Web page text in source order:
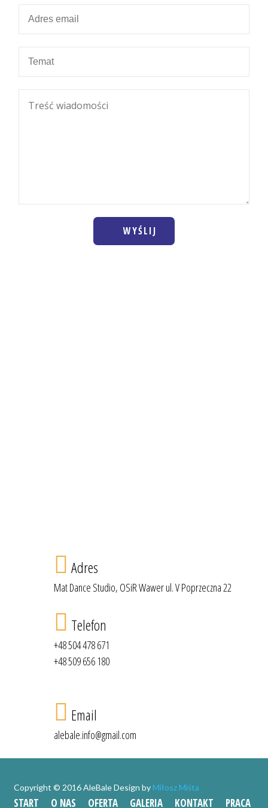
Adres
Mat Dance Studio, OSiR Wawer ul. V Poprzeczna 22
Telefon
+48 504 478 671
+48 509 656 180
Email
alebale.info@gmail.com
Copyright © 2016 AleBale Design by Miłosz Miśta
START O NAS OFERTA GALERIA KONTAKT PRACA